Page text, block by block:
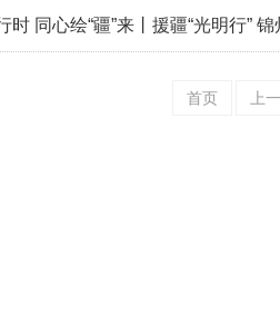
时 同心绘“疆”来丨援疆“光明行”
首页 上